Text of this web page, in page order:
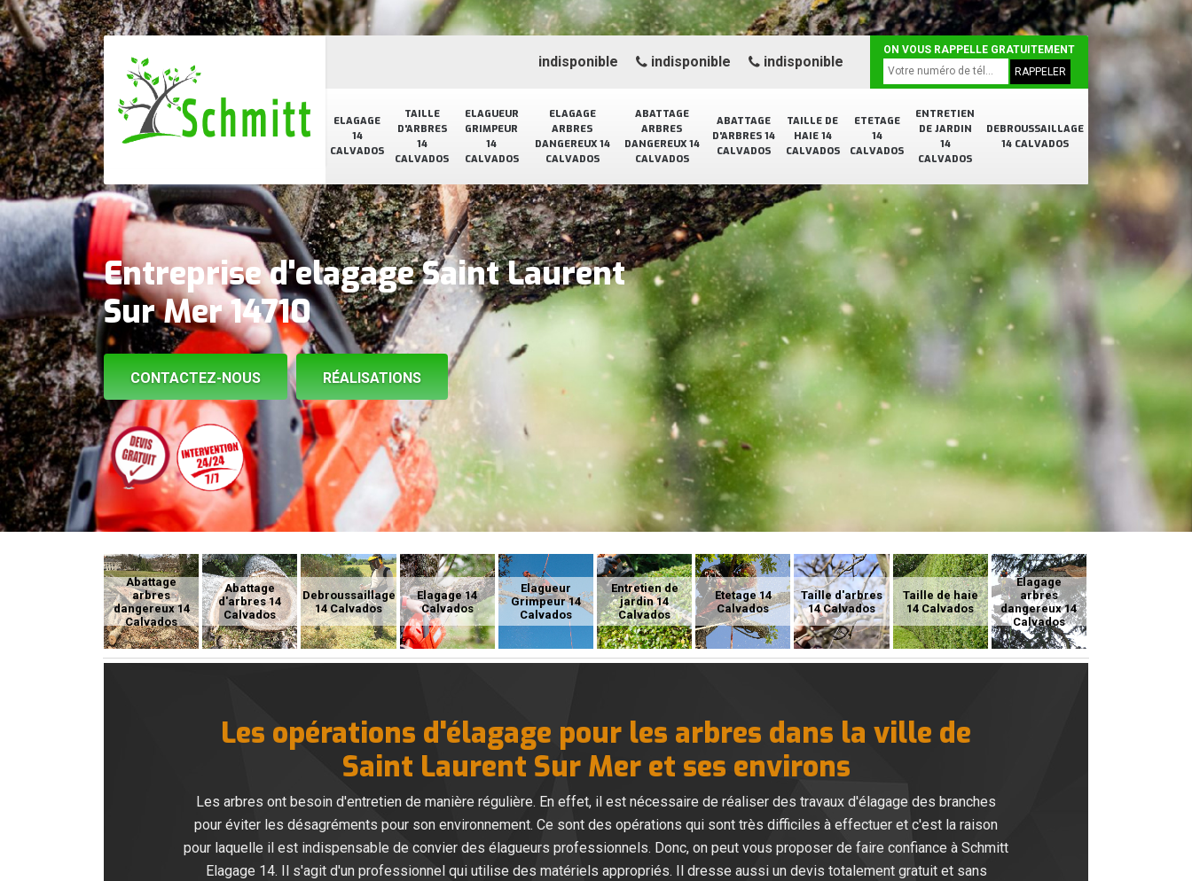
ELAGAGE
14
CALVADOS
TAILLE
D'ARBRES
14
CALVADOS
ELAGUEUR
GRIMPEUR
14
CALVADOS
ELAGAGE
ARBRES
DANGEREUX 14
CALVADOS
ABATTAGE
ARBRES
DANGEREUX 14
CALVADOS
ABATTAGE
D'ARBRES 14
CALVADOS
TAILLE DE
HAIE 14
CALVADOS
ETETAGE
14
CALVADOS
ENTRETIEN
DE JARDIN
14
CALVADOS
DEBROUSSAILLAGE
14 CALVADOS
indisponible indisponible indisponible
ON VOUS RAPPELLE GRATUITEMENT
Entreprise d'elagage Saint Laurent
Sur Mer 14710
CONTACTEZ-NOUS RÉALISATIONS
Abattage
arbres
dangereux 14
Calvados
Abattage
d'arbres 14
Calvados
Debroussaillage
14 Calvados
Elagage 14
Calvados
Elagueur
Grimpeur 14
Calvados
Entretien de
jardin 14
Calvados
Etetage 14
Calvados
Taille d'arbres
14 Calvados
Taille de haie
14 Calvados
Elagage
arbres
dangereux 14
Calvados
Les opérations d'élagage pour les arbres dans la ville de
Saint Laurent Sur Mer et ses environs
Les arbres ont besoin d'entretien de manière régulière. En effet, il est nécessaire de réaliser des travaux d'élagage des branches
pour éviter les désagréments pour son environnement. Ce sont des opérations qui sont très difficiles à effectuer et c'est la raison
pour laquelle il est indispensable de convier des élagueurs professionnels. Donc, on peut vous proposer de faire confiance à Schmitt
Elagage 14. Il s'agit d'un professionnel qui utilise des matériels appropriés. Il dresse aussi un devis totalement gratuit et sans